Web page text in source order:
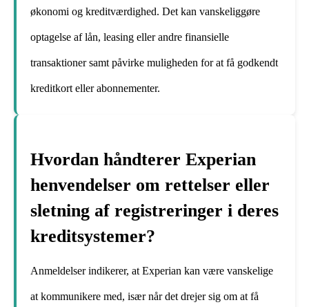
økonomi og kreditværdighed. Det kan vanskeliggøre
optagelse af lån, leasing eller andre finansielle
transaktioner samt påvirke muligheden for at få godkendt
kreditkort eller abonnementer.
Hvordan håndterer Experian
henvendelser om rettelser eller
sletning af registreringer i deres
kreditsystemer?
Anmeldelser indikerer, at Experian kan være vanskelige
at kommunikere med, især når det drejer sig om at få